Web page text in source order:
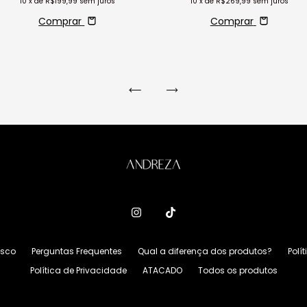
Comprar Comprar
Perguntas Frequentes Qual a diferença dos produtos?
Política de Privacidade
ATACADO Todos os produtos